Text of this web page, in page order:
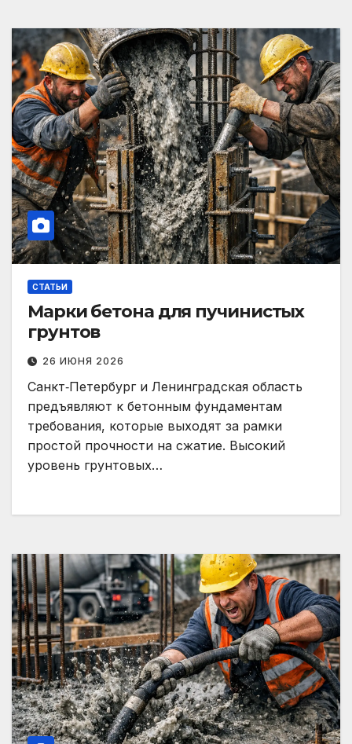
СТАТЬИ
Марки бетона для пучинистых
грунтов
26 ИЮНЯ 2026
Санкт‑Петербург и Ленинградская область
предъявляют к бетонным фундаментам
требования, которые выходят за рамки
простой прочности на сжатие. Высокий
уровень грунтовых…